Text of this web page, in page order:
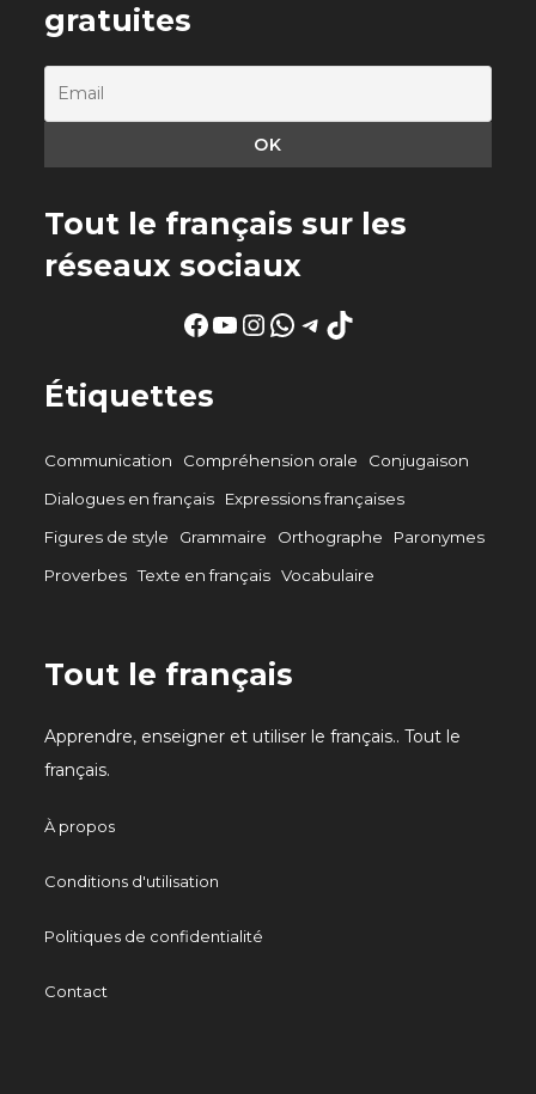
gratuites
Tout le français sur les
réseaux sociaux
Facebook
YouTube
Instagram
WhatsApp
Telegram
TikTok
Étiquettes
Communication Compréhension orale
Conjugaison
Dialogues en français
Expressions françaises
Figures de style
Grammaire Orthographe
Paronymes
Proverbes Texte en français Vocabulaire
Tout le français
Apprendre, enseigner et utiliser le français.. Tout le
français.
À propos
Conditions d'utilisation
Politiques de confidentialité
Contact